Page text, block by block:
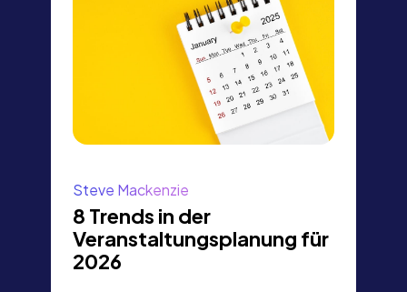
Steve Mackenzie
8 Trends in der
Veranstaltungsplanung für
2026